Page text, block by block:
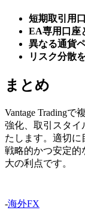
短期取引用
EA専用口座
異なる通貨
リスク分散
まとめ
Vantage Trading
強化、取引スタイ
たします。適切に
戦略的かつ安定的
大の利点です。
-海外FX